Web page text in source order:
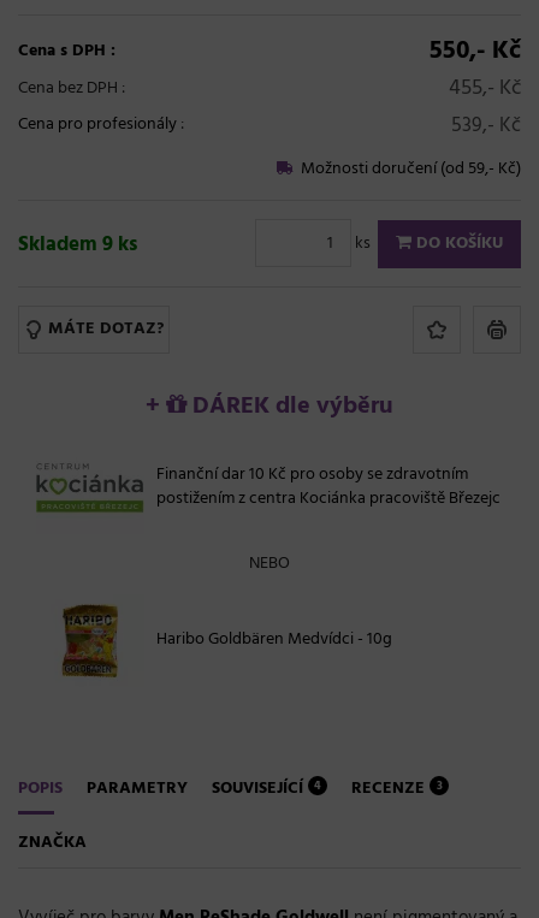
Cena s DPH : 550,- Kč
Cena bez DPH : 455,- Kč
Cena pro profesionály: 539,- Kč
Možnosti doručení (od 59,- Kč)
Skladem 9 ks ks DO KOŠÍKU
MÁTE DOTAZ?
+ DÁREK dle výběru
Finanční dar 10 Kč pro osoby se zdravotním
postižením z centra Kociánka pracoviště Březejc
NEBO
Haribo Goldbären Medvídci - 10g
POPIS PARAMETRY SOUVISEJÍCÍ 4 RECENZE 3
ZNAČKA